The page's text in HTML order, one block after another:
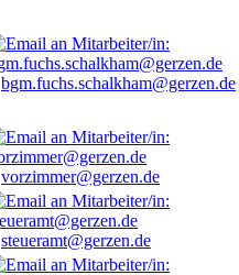
bgm.fuchs.schalkham@gerzen.de
vorzimmer@gerzen.de
steueramt@gerzen.de